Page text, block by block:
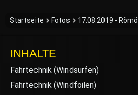
Startseite Fotos 17.08.2019 - Römö
INHALTE
Fahrtechnik (Windsurfen)
Fahrtechnik (Windfoilen)